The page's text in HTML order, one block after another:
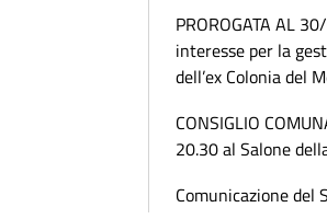
PROROGATA AL
interesse per la
dell’ex Colonia del
CONSIGLIO
20.30 al Salone
Comunicazione del